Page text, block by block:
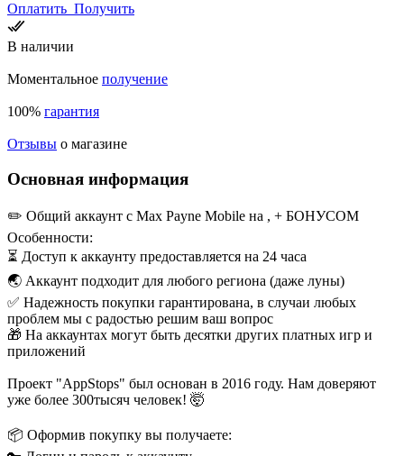
Оплатить Получить
В наличии
Моментальное получение
100% гарантия
Отзывы о магазине
Основная информация
✏️ Общий аккаунт с Max Payne Mobile на , + БОНУСОМ
Особенности:
⏳ Доступ к аккаунту предоставляется на 24 часа
🌏 Аккаунт подходит для любого региона (даже луны)
✅ Надежность покупки гарантирована, в случаи любых
проблем мы с радостью решим ваш вопрос
🎁 На аккаунтах могут быть десятки других платных игр и
приложений
Проект "AppStops" был основан в 2016 году. Нам доверяют
уже более 300тысяч человек! 🤯
📦 Оформив покупку вы получаете: